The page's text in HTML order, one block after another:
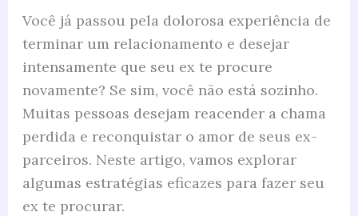
Você já passou pela dolorosa experiência de
terminar um relacionamento e desejar
intensamente que seu ex te procure
novamente? Se sim, você não está sozinho.
Muitas pessoas desejam reacender a chama
perdida e reconquistar o amor de seus ex-
parceiros. Neste artigo, vamos explorar
algumas estratégias eficazes para fazer seu
ex te procurar.